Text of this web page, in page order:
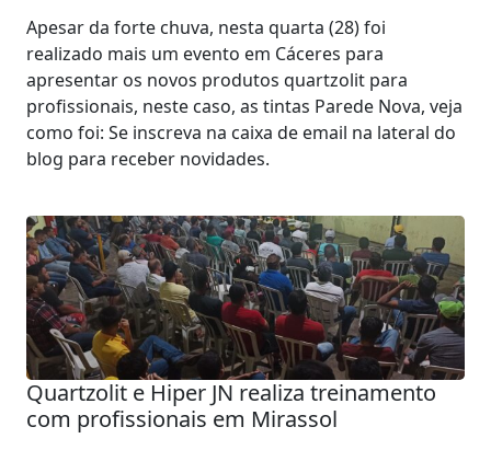
Apesar da forte chuva, nesta quarta (28) foi
realizado mais um evento em Cáceres para
apresentar os novos produtos quartzolit para
profissionais, neste caso, as tintas Parede Nova, veja
como foi: Se inscreva na caixa de email na lateral do
blog para receber novidades.
Quartzolit e Hiper JN realiza treinamento
com profissionais em Mirassol